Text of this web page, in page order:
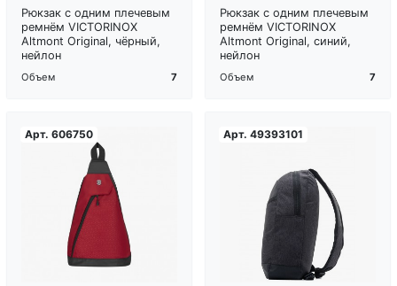
Рюкзак с одним плечевым
ремнём VICTORINOX
Altmont Original, чёрный,
нейлон
Объем 7
Рюкзак с одним плечевым
ремнём VICTORINOX
Altmont Original, синий,
нейлон
Объем 7
Арт. 606750
Загрузка...
Арт. 49393101
Загрузка...